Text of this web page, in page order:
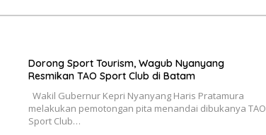
Dorong Sport Tourism, Wagub Nyanyang
Resmikan TAO Sport Club di Batam
Wakil Gubernur Kepri Nyanyang Haris Pratamura
melakukan pemotongan pita menandai dibukanya TAO
Sport Club…